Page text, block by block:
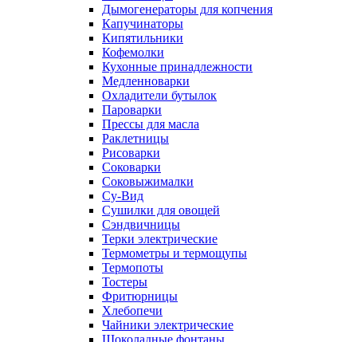
Дымогенераторы для копчения
Капучинаторы
Кипятильники
Кофемолки
Кухонные принадлежности
Медленноварки
Охладители бутылок
Пароварки
Прессы для масла
Раклетницы
Рисоварки
Соковарки
Соковыжималки
Су-Вид
Сушилки для овощей
Сэндвичницы
Терки электрические
Термометры и термощупы
Термопоты
Тостеры
Фритюрницы
Хлебопечи
Чайники электрические
Шоколадные фонтаны